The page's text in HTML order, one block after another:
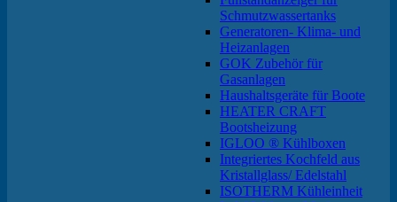
Schmutzwassertanks
Generatoren- Klima- und
Heizanlagen
GOK Zubehör für
Gasanlagen
Haushaltsgeräte für Boote
HEATER CRAFT
Bootsheizung
IGLOO ® Kühlboxen
Integriertes Kochfeld aus
Kristallglass/ Edelstahl
ISOTHERM Kühleinheit